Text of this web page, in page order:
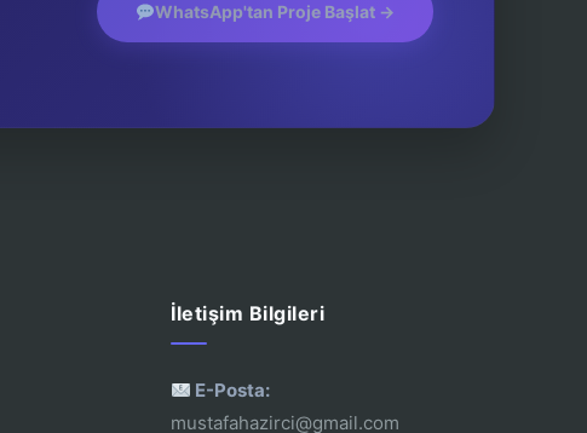
WhatsApp'tan Proje Başlat →
İletişim Bilgileri
E-Posta:
mustafahazirci@gmail.com